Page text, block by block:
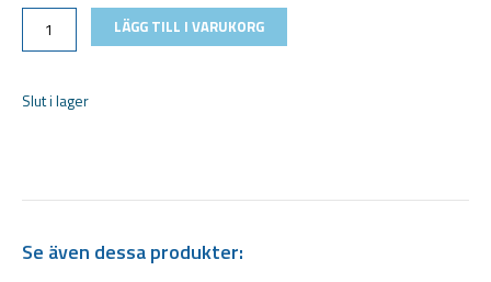
90g
mängd
LÄGG TILL I VARUKORG
Slut i lager
Se även dessa produkter: